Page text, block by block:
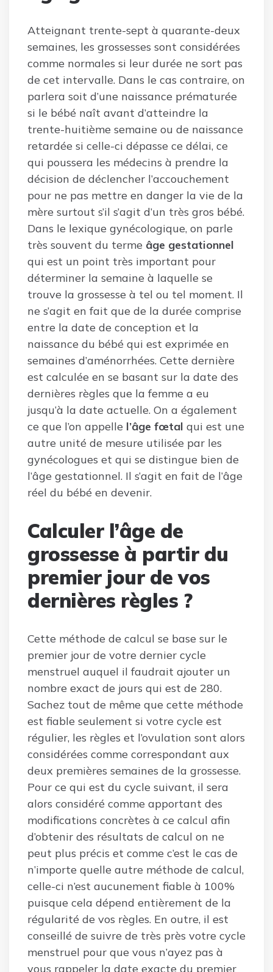
Atteignant trente-sept à quarante-deux
semaines, les grossesses sont considérées
comme normales si leur durée ne sort pas
de cet intervalle. Dans le cas contraire, on
parlera soit d’une naissance prématurée
si le bébé naît avant d’atteindre la
trente-huitième semaine ou de naissance
retardée si celle-ci dépasse ce délai, ce
qui poussera les médecins à prendre la
décision de déclencher l’accouchement
pour ne pas mettre en danger la vie de la
mère surtout s’il s’agit d’un très gros bébé.
Dans le lexique gynécologique, on parle
très souvent du terme âge gestationnel
qui est un point très important pour
déterminer la semaine à laquelle se
trouve la grossesse à tel ou tel moment. Il
ne s’agit en fait que de la durée comprise
entre la date de conception et la
naissance du bébé qui est exprimée en
semaines d’aménorrhées. Cette dernière
est calculée en se basant sur la date des
dernières règles que la femme a eu
jusqu’à la date actuelle. On a également
ce que l’on appelle l’âge fœtal qui est une
autre unité de mesure utilisée par les
gynécologues et qui se distingue bien de
l’âge gestationnel. Il s’agit en fait de l’âge
réel du bébé en devenir.
Calculer l’âge de
grossesse à partir du
premier jour de vos
dernières règles ?
Cette méthode de calcul se base sur le
premier jour de votre dernier cycle
menstruel auquel il faudrait ajouter un
nombre exact de jours qui est de 280.
Sachez tout de même que cette méthode
est fiable seulement si votre cycle est
régulier, les règles et l’ovulation sont alors
considérées comme correspondant aux
deux premières semaines de la grossesse.
Pour ce qui est du cycle suivant, il sera
alors considéré comme apportant des
modifications concrètes à ce calcul afin
d’obtenir des résultats de calcul on ne
peut plus précis et comme c’est le cas de
n’importe quelle autre méthode de calcul,
celle-ci n’est aucunement fiable à 100%
puisque cela dépend entièrement de la
régularité de vos règles. En outre, il est
conseillé de suivre de très près votre cycle
menstruel pour que vous n’ayez pas à
vous rappeler la date exacte du premier